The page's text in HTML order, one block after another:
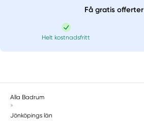
Få gratis offerter
Helt kostnadsfritt
Alla Badrum
»
Jönköpings län